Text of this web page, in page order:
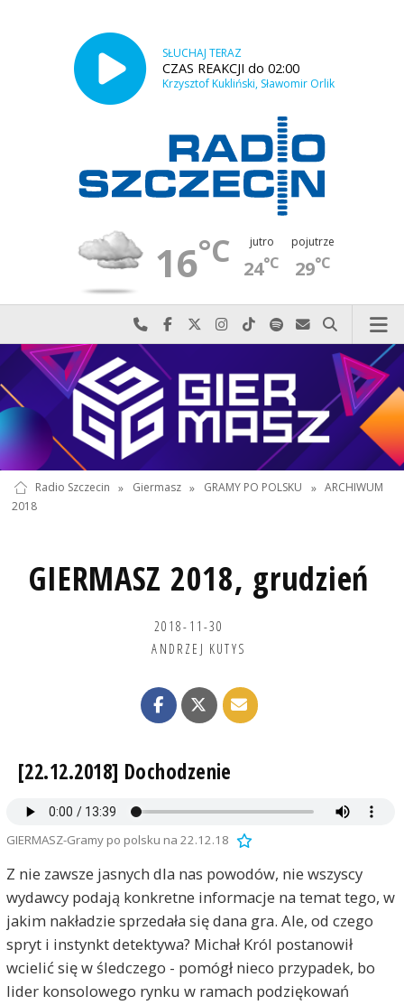
SŁUCHAJ TERAZ
CZAS REAKCJI do 02:00
Krzysztof Kukliński, Sławomir Orlik
16°C jutro
24°C
pojutrze
29°C
Najlepiej po prostu do nas zadzwoń
Odwiedź nas na Facebook-u
Odwiedź nas na X
Odwiedź nas na Instagram-ie
Odwiedź nas na TikTok-u
Szukaj nas na Spotify
Wyślij do nas
Szukaj
Radio Szczecin » Giermasz » GRAMY PO POLSKU » ARCHIWUM
2018
GIERMASZ 2018, grudzień
2018-11-30
ANDRZEJ KUTYS
[22.12.2018] Dochodzenie
GIERMASZ-Gramy po polsku na 22.12.18
Z nie zawsze jasnych dla nas powodów, nie wszyscy
wydawcy podają konkretne informacje na temat tego, w
jakim nakładzie sprzedała się dana gra. Ale, od czego
spryt i instynkt detektywa? Michał Król postanowił
wcielić się w śledczego - pomógł nieco przypadek, bo
lider konsolowego rynku w ramach podziękowań